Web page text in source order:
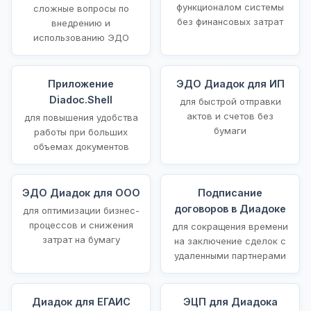
сложные вопросы по
внедрению и
использованию ЭДО
функционалом системы
без финансовых затрат
Приложение
Diadoc.Shell
для повышения удобства
работы при больших
объемах документов
ЭДО Диадок для ИП
для быстрой отправки
актов и счетов без
бумаги
ЭДО Диадок для ООО
для оптимизации бизнес-
процессов и снижения
затрат на бумагу
Подписание
договоров в Диадоке
для сокращения времени
на заключение сделок с
удаленными партнерами
Диадок для ЕГАИС ЭЦП для Диадока